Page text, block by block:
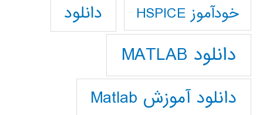
خودآموز HSPICE دانلود
دانلود MATLAB
دانلود آموزش Matlab